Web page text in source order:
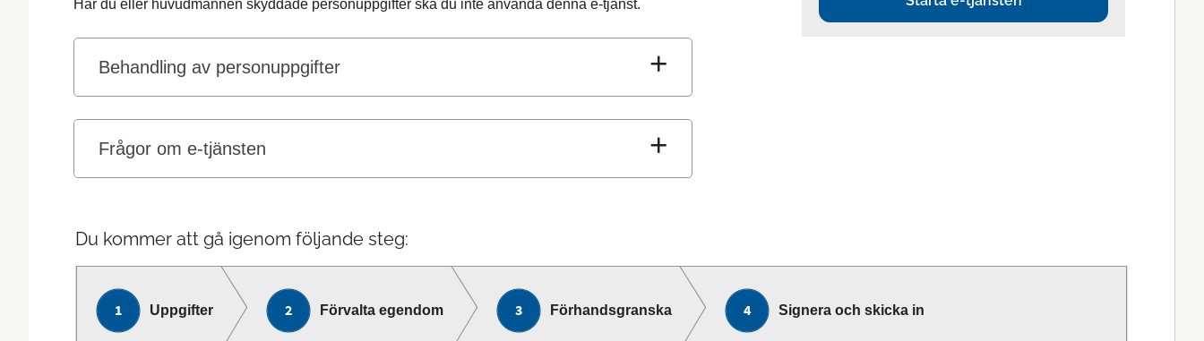
Har du eller huvudmannen skyddade personuppgifter ska du inte använda denna e-tjänst.
Behandling av personuppgifter
Frågor om e-tjänsten
Du kommer att gå igenom följande steg:
Uppgifter Förvalta egendom Förhandsgranska Signera och skicka in